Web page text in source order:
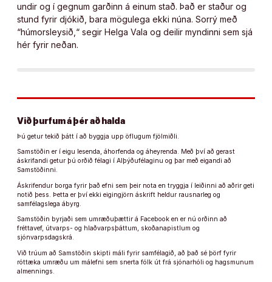
undir og í gegnum garðinn á einum stað. Það er staður og
stund fyrir djókið, bara mögulega ekki núna. Sorrý með
“húmorsleysið,“ segir Helga Vala og deilir myndinni sem sjá
hér fyrir neðan.
Við þurfum á þér að halda
Þú getur tekið þátt í að byggja upp öflugum fjölmiðli.
Samstöðin er í eigu lesenda, áhorfenda og áheyrenda. Með því að gerast
áskrifandi getur þú orðið félagi í Alþýðufélaginu og þar með eigandi að
Samstöðinni.
Áskrifendur borga fyrir það efni sem þeir nota en tryggja í leiðinni að aðrir geti
notið þess. Þetta er því ekki eigingjörn áskrift heldur rausnarleg og
samfélagslega ábyrg.
Samstöðin byrjaði sem umræðuþættir á Facebook en er nú orðinn að
fréttavef, útvarps- og hlaðvarpsþáttum, skoðanapistlum og
sjónvarpsdagskrá.
Við trúum að Samstöðin skipti máli fyrir samfélagið, að það sé þörf fyrir
róttæka umræðu um málefni sem snerta fólk út frá sjónarhóli og hagsmunum
almennings.